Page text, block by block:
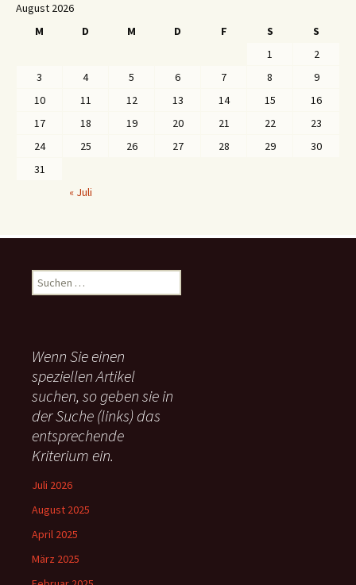
August 2026
M
D M D F S
S
1
2
3
4 5 6 7 8
9
10
11 12 13 14 15
16
17
18 19 20 21 22
23
24
25 26 27 28 29
30
31
« Juli
u
n
n
a
c
:
Wenn Sie einen
speziellen Artikel
suchen, so geben sie in
der Suche (links) das
entsprechende
Kriterium ein.
Juli 2026
August 2025
April 2025
März 2025